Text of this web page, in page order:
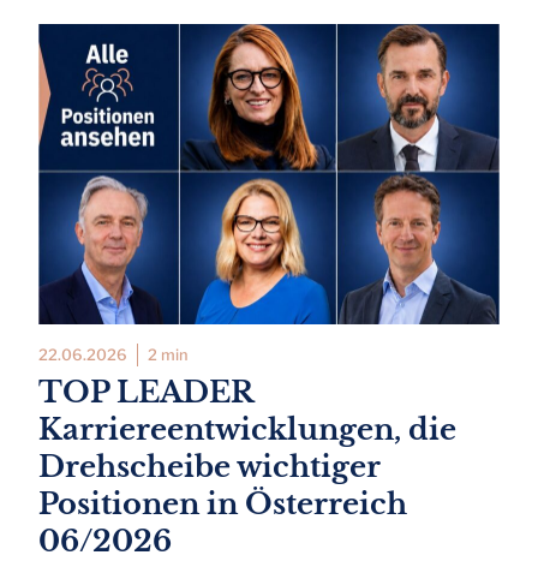
22.06.2026 2 min
TOP LEADER
Karriereentwicklungen, die
Drehscheibe wichtiger
Positionen in Österreich
06/2026